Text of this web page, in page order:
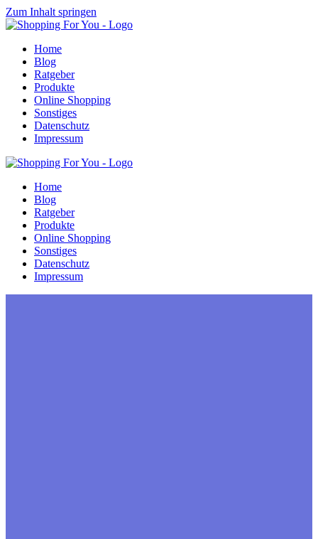
Zum Inhalt springen
Home
Blog
Ratgeber
Produkte
Online Shopping
Sonstiges
Datenschutz
Impressum
Home
Blog
Ratgeber
Produkte
Online Shopping
Sonstiges
Datenschutz
Impressum